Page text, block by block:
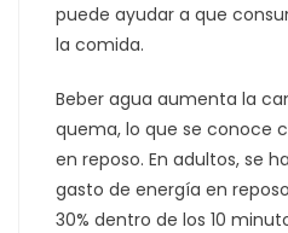
puede ayudar a que
la comida.
Beber agua aumenta la
quema, lo que se conoce
en reposo. En adultos, se
gasto de energía en
30% dentro de los 10